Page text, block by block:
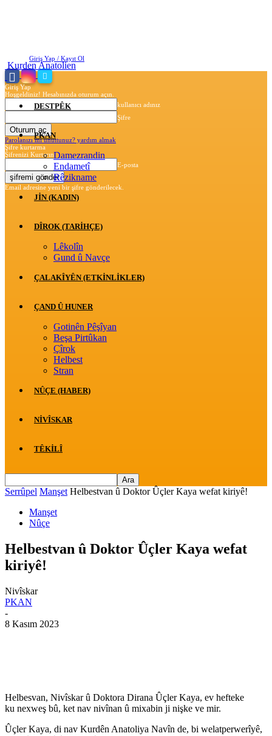
Giriş Yap / Kayıt Ol
Giriş Yap
Hoşgeldiniz! Hesabınızda oturum açın.
kullanıcı adınız
Şifre
Parolanızı mı unuttunuz? yardım almak
Şifre kurtarma
Şifrenizi Kurtarın
E-posta
Email adresine yeni bir şifre gönderilecek.
Kurden Anatolien
DESTPÊK
PKAN
Damezrandin
Endametî
Rêzikname
JİN (KADIN)
DÎROK (TARİHÇE)
Lêkolîn
Gund û Navçe
ÇALAKÎYÊN (ETKINLIKLER)
ÇAND Û HUNER
Gotinên Pêşîyan
Beşa Pirtûkan
Çîrok
Helbest
Stran
NÛÇE (HABER)
NIVÎSKAR
TÊKILÎ
Serrûpel Manşet Helbestvan û Doktor Ûçler Kaya wefat kiriyê!
Manşet
Nûçe
Helbestvan û Doktor Ûçler Kaya wefat
kiriyê!
Nivîskar
PKAN
-
8 Kasım 2023
Helbesvan, Nivîskar û Doktora Dirana Ûçler Kaya, ev hefteke
ku nexweş bû, ket nav nivînan û mixabin ji nişke ve mir.
Ûçler Kaya, di nav Kurdên Anatoliya Navîn de, bi welatperwerîyê,